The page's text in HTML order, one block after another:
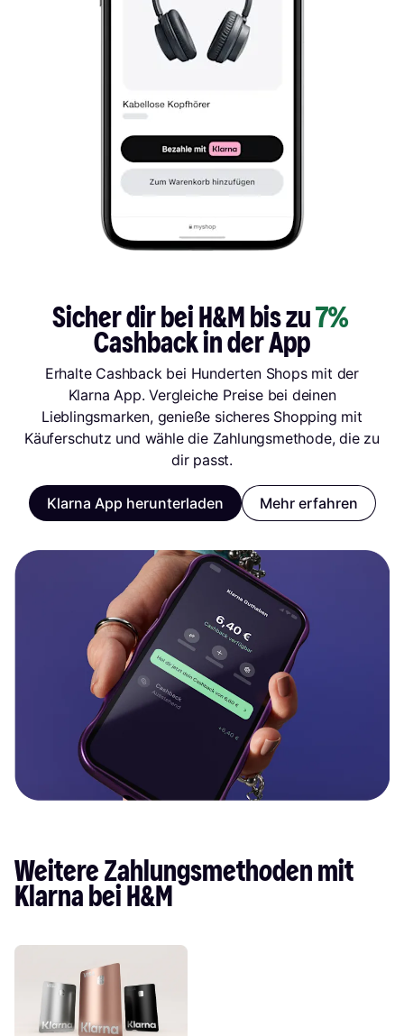
Sicher dir bei H&M bis zu 7%
Cashback in der App
Erhalte Cashback bei Hunderten Shops mit der
Klarna App. Vergleiche Preise bei deinen
Lieblingsmarken, genieße sicheres Shopping mit
Käuferschutz und wähle die Zahlungsmethode, die zu
dir passt.
Klarna App herunterladen Mehr erfahren
Weitere Zahlungsmethoden mit
Klarna bei H&M